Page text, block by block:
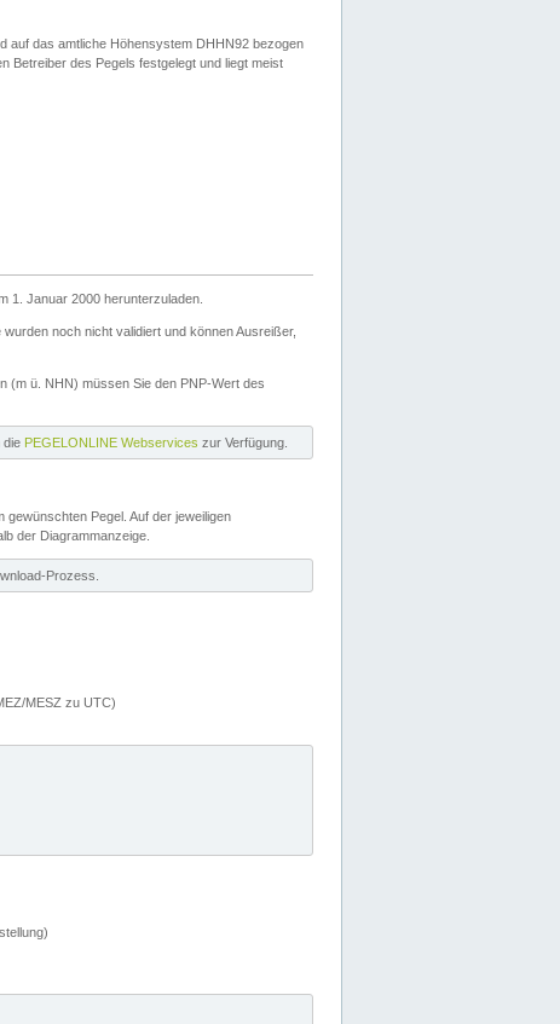
auf das amtliche Höhensystem DHHN92 bezogen
Betreiber des Pegels festgelegt und liegt meist
1. Januar 2000 herunterzuladen.
wurden noch nicht validiert und können Ausreißer,
(m ü. NHN) müssen Sie den PNP-Wert des
die PEGELONLINE Webservices zur Verfügung.
gewünschten Pegel. Auf der jeweiligen
der Diagrammanzeige.
Prozess.
MESZ zu UTC)